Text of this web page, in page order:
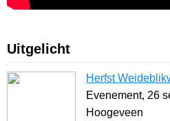
Uitgelicht
Herfst
Evenement, 26
Hoogeveen